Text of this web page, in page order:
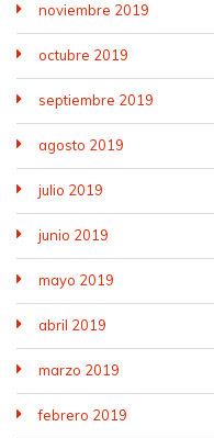
noviembre 2019
octubre 2019
septiembre 2019
agosto 2019
julio 2019
junio 2019
mayo 2019
abril 2019
marzo 2019
febrero 2019